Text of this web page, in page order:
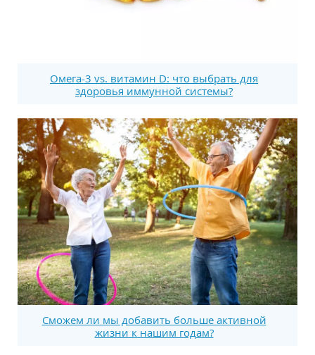
Омега-3 vs. витамин D: что выбрать для
здоровья иммунной системы?
Сможем ли мы добавить больше активной
жизни к нашим годам?